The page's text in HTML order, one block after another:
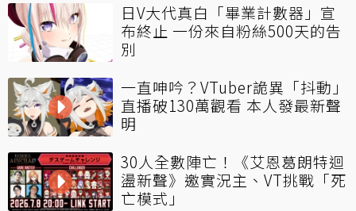
日V大代真白「畢業計數器」宣
布終止 一份來自粉絲500天的告
別
一直呻吟？VTuber詭異「抖動」
直播破130萬觀看 本人發最新聲
明
30人全數陣亡！《艾恩葛朗特迴
盪新聲》邀實況主、VT挑戰「死
亡模式」